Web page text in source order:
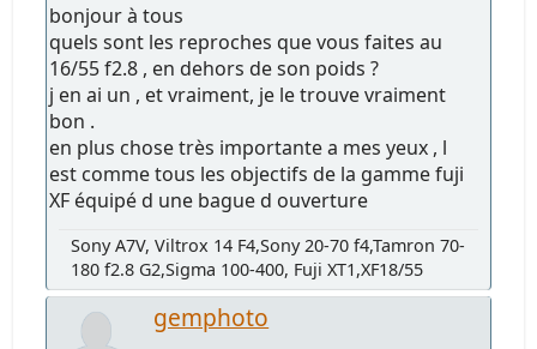
bonjour à tous
quels sont les reproches que vous faites au
16/55 f2.8 , en dehors de son poids ?
j en ai un , et vraiment, je le trouve vraiment
bon .
en plus chose très importante a mes yeux , l
est comme tous les objectifs de la gamme fuji
XF équipé d une bague d ouverture
Sony A7V, Viltrox 14 F4,Sony 20-70 f4,Tamron 70-
180 f2.8 G2,Sigma 100-400, Fuji XT1,XF18/55
gemphoto